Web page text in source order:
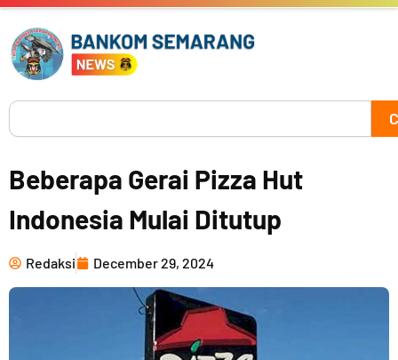
Skip
content
Search
Beberapa Gerai Pizza Hut
Indonesia Mulai Ditutup
Redaksi December 29, 2024